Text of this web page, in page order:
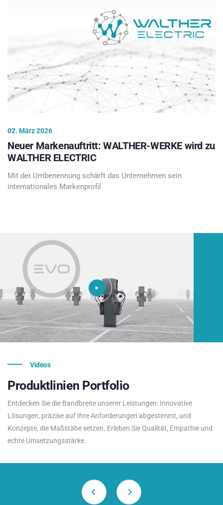
02. März 2026
Neuer Markenauftritt: WALTHER-WERKE wird zu
WALTHER ELECTRIC
Mit der Umbenennung schärft das Unternehmen sein
internationales Markenprofil
Videos
Produktlinien Portfolio
Entdecken Sie die Bandbreite unserer Leistungen: Innovative
Lösungen, präzise auf Ihre Anforderungen abgestimmt, und
Konzepte, die Maßstäbe setzen. Erleben Sie Qualität, Empathie und
echte Umsetzungsstärke.